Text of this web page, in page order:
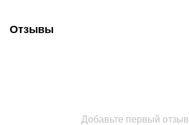
Отзывы
Добавьте первый отзыв